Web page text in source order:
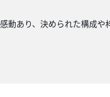
あり、決められた構成や